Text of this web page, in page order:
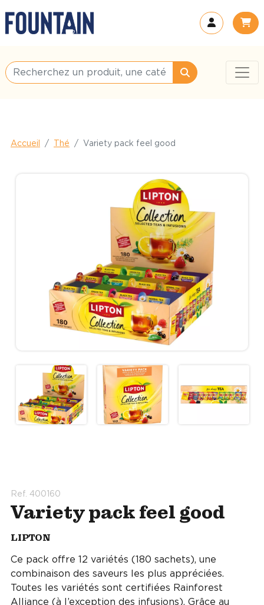
Accueil Thé Variety pack feel good
Ref. 400160
Variety pack feel good
LIPTON
Ce pack offre 12 variétés (180 sachets), une
combinaison des saveurs les plus appréciées.
Toutes les variétés sont certifiées Rainforest
Alliance (à l’exception des infusions). Grâce au